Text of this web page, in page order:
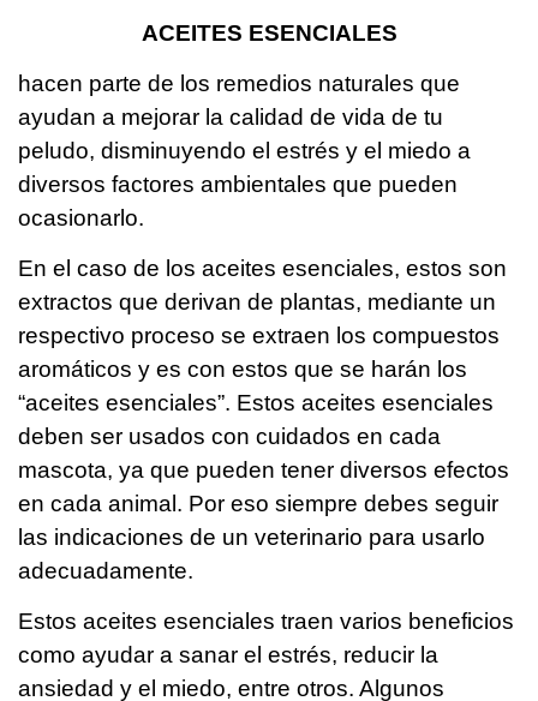
ACEITES ESENCIALES
hacen parte de los remedios naturales que
ayudan a mejorar la calidad de vida de tu
peludo, disminuyendo el estrés y el miedo a
diversos factores ambientales que pueden
ocasionarlo.
En el caso de los aceites esenciales, estos son
extractos que derivan de plantas, mediante un
respectivo proceso se extraen los compuestos
aromáticos y es con estos que se harán los
“aceites esenciales”. Estos aceites esenciales
deben ser usados con cuidados en cada
mascota, ya que pueden tener diversos efectos
en cada animal. Por eso siempre debes seguir
las indicaciones de un veterinario para usarlo
adecuadamente.
Estos aceites esenciales traen varios beneficios
como ayudar a sanar el estrés, reducir la
ansiedad y el miedo, entre otros. Algunos